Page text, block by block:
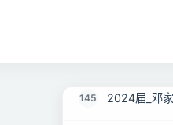
145 2024届_邓